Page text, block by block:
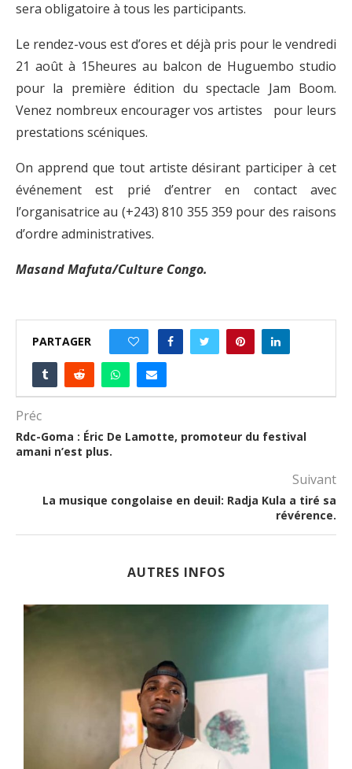
sera obligatoire à tous les participants.
Le rendez-vous est d’ores et déjà pris pour le vendredi
21 août à 15heures au balcon de Huguembo studio
pour la première édition du spectacle Jam Boom.
Venez nombreux encourager vos artistes pour leurs
prestations scéniques.
On apprend que tout artiste désirant participer à cet
événement est prié d’entrer en contact avec
l’organisatrice au (+243) 810 355 359 pour des raisons
d’ordre administratives.
Masand Mafuta/Culture Congo.
PARTAGER
Préc
Rdc-Goma : Éric De Lamotte, promoteur du festival
amani n’est plus.
Suivant
La musique congolaise en deuil: Radja Kula a tiré sa
révérence.
AUTRES INFOS